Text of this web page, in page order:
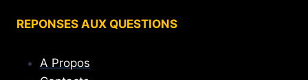
REPONSES AUX QUESTIONS
A Propos